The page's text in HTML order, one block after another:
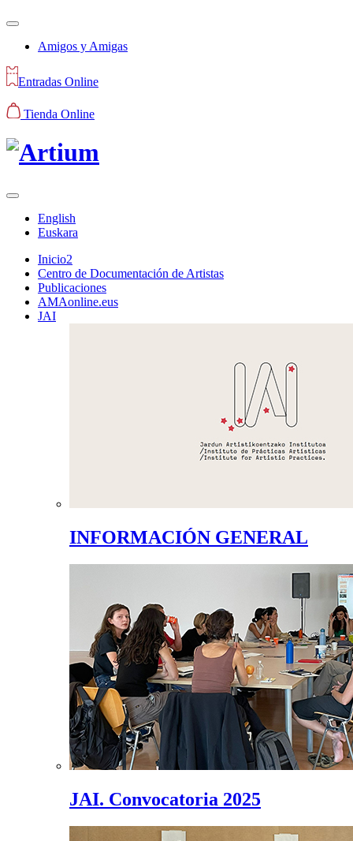
Amigos y Amigas
Entradas Online
Tienda Online
English
Euskara
Inicio2
Centro de Documentación de Artistas
Publicaciones
AMAonline.eus
JAI
INFORMACIÓN GENERAL
JAI. Convocatoria 2025